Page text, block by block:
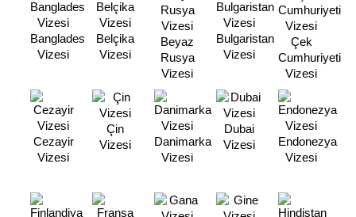
Banglades
Vizesi
Belçika
Vizesi
Beyaz
Rusya
Vizesi
Bulgaristan
Vizesi
Çek
Cumhuriyeti
Vizesi
Cezayir
Vizesi
Çin
Vizesi
Danimarka
Vizesi
Dubai
Vizesi
Endonezya
Vizesi